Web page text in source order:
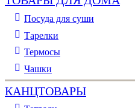
Посуда для суши
Тарелки
Термосы
Чашки
КАНЦТОВАРЫ